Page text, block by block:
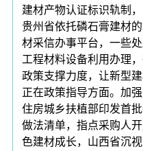
建材产物认证标识轨制
贵州省依托磷石膏建材
材采信办事平台，一些
工程材料设备利用办理
政策支撑力度，让新型
正在政策指导方面。加
住房城乡扶植部印发首
做法清单，指点采购人
色建材成长，山西省沉